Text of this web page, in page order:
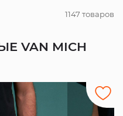
1147 товаров
VAN MICH